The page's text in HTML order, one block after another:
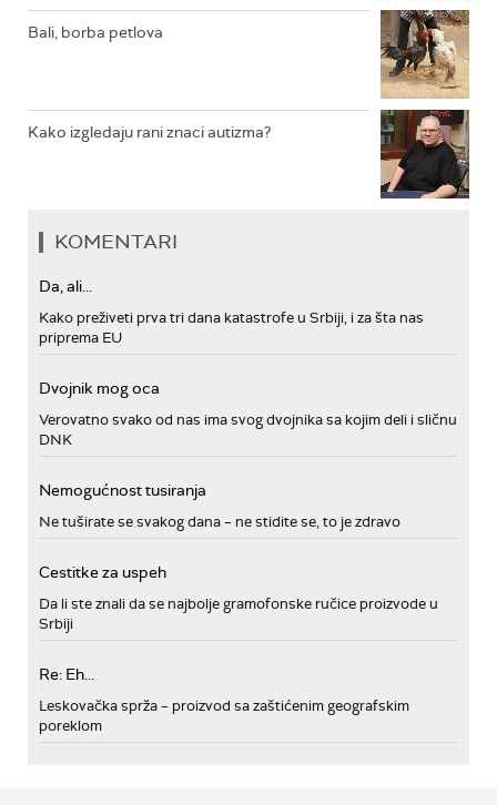
Bali, borba petlova
Kako izgledaju rani znaci autizma?
KOMENTARI
Da, ali...
Kako preživeti prva tri dana katastrofe u Srbiji, i za šta nas
priprema EU
Dvojnik mog oca
Verovatno svako od nas ima svog dvojnika sa kojim deli i sličnu
DNK
Nemogućnost tusiranja
Ne tuširate se svakog dana – ne stidite se, to je zdravo
Cestitke za uspeh
Da li ste znali da se najbolje gramofonske ručice proizvode u
Srbiji
Re: Eh...
Leskovačka sprža – proizvod sa zaštićenim geografskim
poreklom